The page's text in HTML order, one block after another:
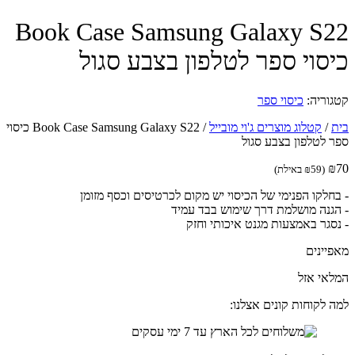
Book Case Samsung Galaxy
ספר לטלפון בצבע סגול
כיסוי ספר
/קטלוג מוצרים ג'וי מובייל/
Book Case Samsung Galaxy S22 כיסוי
לטלפון בצבע סגול
(
₪59 באילת)
הפנימי של הכיסוי יש מקום לכרטיסים וכסף מזומן
מושלמת דרך שימוש בבד עמיד
באמצעות מגנט איכותי וחזק
אזל
לקוחות קונים אצלנו: